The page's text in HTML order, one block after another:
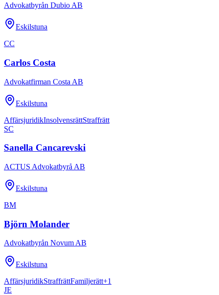
Advokatbyrån Dubio AB
Eskilstuna
CC
Carlos Costa
Advokatfirman Costa AB
Eskilstuna
AffärsjuridikInsolvensrättStraffrätt
SC
Sanella Cancarevski
ACTUS Advokatbyrå AB
Eskilstuna
BM
Björn Molander
Advokatbyrån Novum AB
Eskilstuna
AffärsjuridikStraffrättFamiljerätt+1
JE